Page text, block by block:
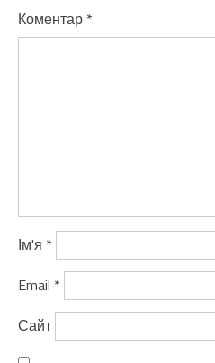
Коментар *
Ім'я *
Email *
Сайт